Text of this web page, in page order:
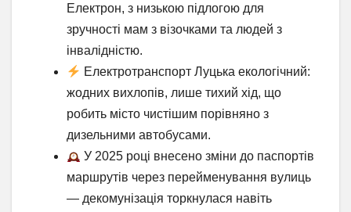
Електрон, з низькою підлогою для
зручності мам з візочками та людей з
інвалідністю.
Електротранспорт Луцька екологічний:
жодних вихлопів, лише тихий хід, що
робить місто чистішим порівняно з
дизельними автобусами.
У 2025 році внесено зміни до паспортів
маршрутів через перейменування вулиць
— декомунізація торкнулася навіть